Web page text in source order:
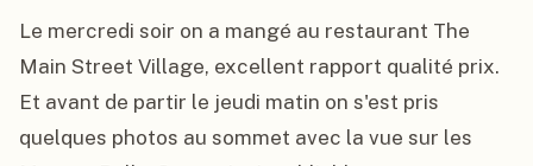
Le mercredi soir on a mangé au restaurant The
Main Street Village, excellent rapport qualité prix.
Et avant de partir le jeudi matin on s'est pris
quelques photos au sommet avec la vue sur les